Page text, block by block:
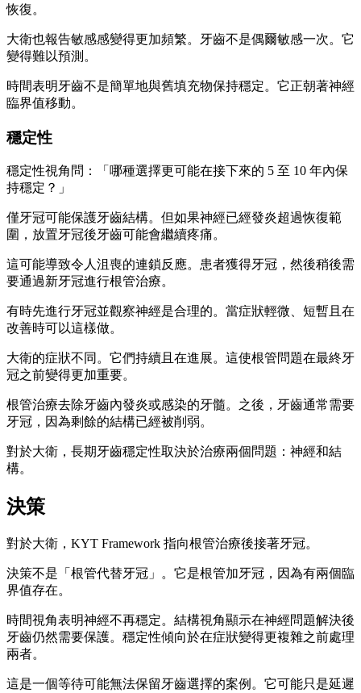
恢復。
大衛也報告敏感感變得更加頻繁。牙齒不是偶爾敏感一次。它
變得難以預測。
時間表明牙齒不是簡單地與舊填充物保持穩定。它正朝著神經
臨界值移動。
穩定性
穩定性視角問：「哪種選擇更可能在接下來的 5 至 10 年內保
持穩定？」
僅牙冠可能保護牙齒結構。但如果神經已經發炎超過恢復範
圍，放置牙冠後牙齒可能會繼續疼痛。
這可能導致令人沮喪的連鎖反應。患者獲得牙冠，然後稍後需
要通過新牙冠進行根管治療。
有時先進行牙冠並觀察神經是合理的。當症狀輕微、短暫且在
改善時可以這樣做。
大衛的症狀不同。它們持續且在進展。這使根管問題在最終牙
冠之前變得更加重要。
根管治療去除牙齒內發炎或感染的牙髓。之後，牙齒通常需要
牙冠，因為剩餘的結構已經被削弱。
對於大衛，長期牙齒穩定性取決於治療兩個問題：神經和結
構。
決策
對於大衛，KYT Framework 指向根管治療後接著牙冠。
決策不是「根管代替牙冠」。它是根管加牙冠，因為有兩個臨
界值存在。
時間視角表明神經不再穩定。結構視角顯示在神經問題解決後
牙齒仍然需要保護。穩定性傾向於在症狀變得更複雜之前處理
兩者。
這是一個等待可能無法保留牙齒選擇的案例。它可能只是延遲